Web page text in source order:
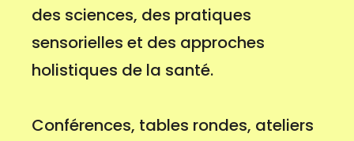
des sciences, des pratiques
sensorielles et des approches
holistiques de la santé.
Conférences, tables rondes, ateliers